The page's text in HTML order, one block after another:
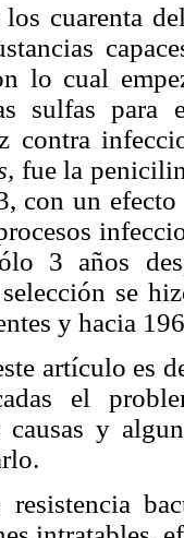
cuarenta
lo cual
sulfas para
contra
fue la
con un
3 años
se
y hacia
artículo es
el
y
resistencia